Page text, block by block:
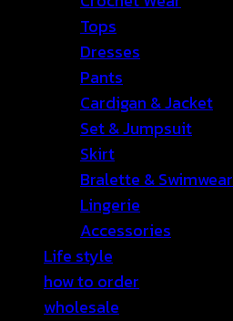
Tops
Dresses
Pants
Cardigan & Jacket
Set & Jumpsuit
Skirt
Bralette & Swimwear
Lingerie
Accessories
Life style
how to order
wholesale